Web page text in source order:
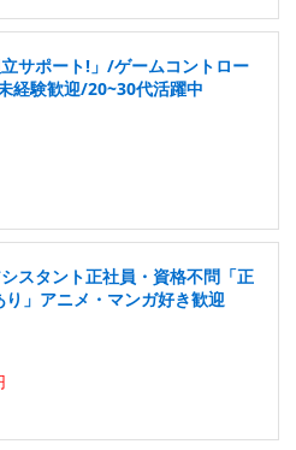
サポート!」/ゲームコントロー
経験歓迎/20~30代活躍中
スタント正社員・資格不問「正
」アニメ・マンガ好き歓迎